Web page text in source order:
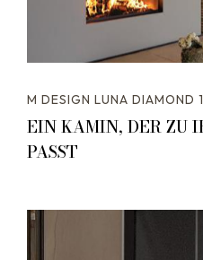
M DESIGN LUNA DIAMOND
EIN KAMIN, DER ZU
PASST